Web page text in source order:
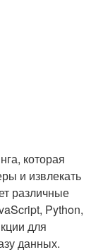
которая
и извлекать
различные
Python,
для
данных.